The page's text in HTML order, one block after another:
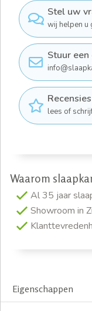
Stel uw
wij helpen u
Stuur
Recensies
lees of
Waarom
Al 35 jaar
Showroom in
Eigenschappen